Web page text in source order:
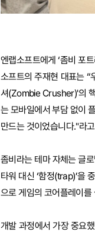
엔랩소프트에게 ‘좀비 포
소프트의 주재현 대표는 “
셔(Zombie Crusher)'의
는 모바일에서 부담 없이
만드는 것이었습니다."라
좀비라는 테마 자체는 글
타워 대신 ‘함정(trap)’을
으로 게임의 코어플레이를
개발 과정에서 가장 중요